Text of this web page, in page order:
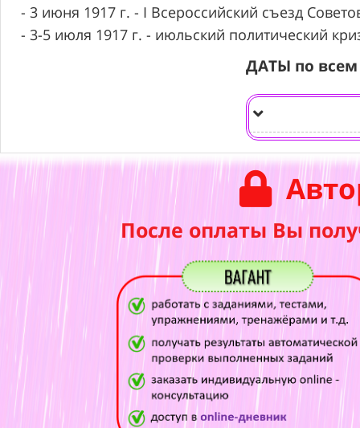
- 3 июня 1917 г. - I Всероссийский съезд
- 3-5 июля 1917 г. - июльский политический
ДАТЫ по
После оплаты Вы